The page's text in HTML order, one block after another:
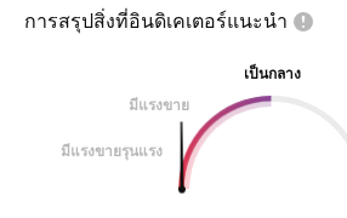
การสรุปสิ่งที่อินดิเคเตอร์แนะนำ
เป็นกลาง
มีแรงขาย
มีแรงขายรุนแรง